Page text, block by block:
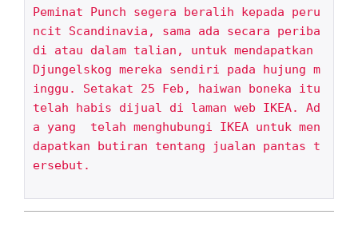
Peminat Punch segera beralih kepada peru
ncit Scandinavia, sama ada secara periba
di atau dalam talian, untuk mendapatkan
Djungelskog mereka sendiri pada hujung m
inggu. Setakat 25 Feb, haiwan boneka itu
telah habis dijual di laman web IKEA. Ad
a yang  telah menghubungi IKEA untuk men
dapatkan butiran tentang jualan pantas t
ersebut.